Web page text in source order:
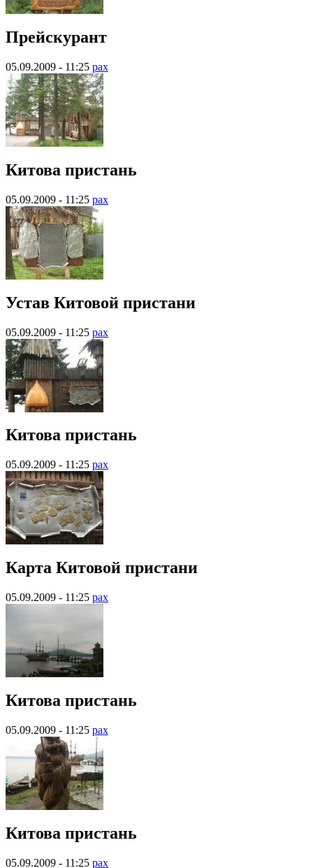
Прейскурант
05.09.2009 - 11:25 pax
Китова пристань
05.09.2009 - 11:25 pax
Устав Китовой пристани
05.09.2009 - 11:25 pax
Китова пристань
05.09.2009 - 11:25 pax
Карта Китовой пристани
05.09.2009 - 11:25 pax
Китова пристань
05.09.2009 - 11:25 pax
Китова пристань
05.09.2009 - 11:25 pax